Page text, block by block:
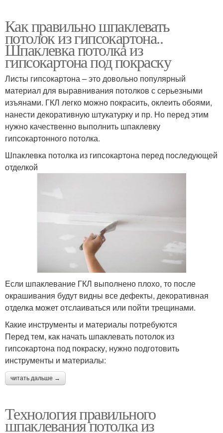
Как правильно шпаклевать
потолок из гипсокартона..
Шпаклевка потолка из
гипсокартона под покраску
Листы гипсокартона – это довольно популярный
материал для выравнивания потолков с серьезными
изъянами. ГКЛ легко можно покрасить, оклеить обоями,
нанести декоративную штукатурку и пр. Но перед этим
нужно качественно выполнить шпаклевку
гипсокартонного потолка.
Шпаклевка потолка из гипсокартона перед последующей
отделкой
Если шпаклевание ГКЛ выполнено плохо, то после
окрашивания будут видны все дефекты, декоративная
отделка может отслаиваться или пойти трещинами.
Какие инструменты и материалы потребуются
Перед тем, как начать шпаклевать потолок из
гипсокартона под покраску, нужно подготовить
инструменты и материалы:
читать дальше →
Технология правильного
шпаклевания потолка из